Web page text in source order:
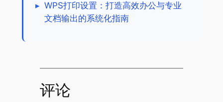
▸ WPS打印设置：打造高效办公与专业
文档输出的系统化指南
评论